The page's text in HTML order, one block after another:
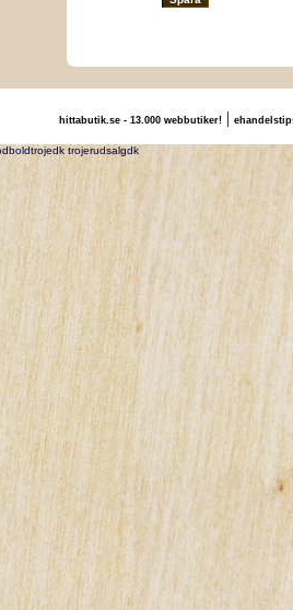
hittabutik.se - 13.000 webbutiker!|
& fodboldtrojedk trojerudsalgdk